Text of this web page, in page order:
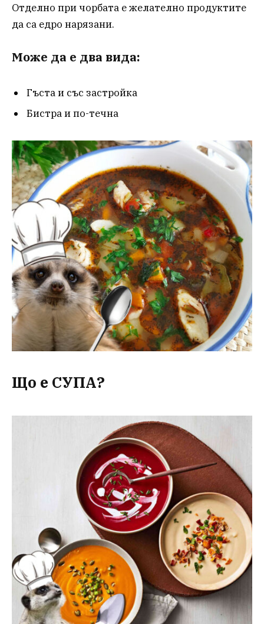
Отделно при чорбата е желателно продуктите
да са едро нарязани.
Може да е два вида:
Гъста и със застройка
Бистра и по-течна
Що е СУПА?